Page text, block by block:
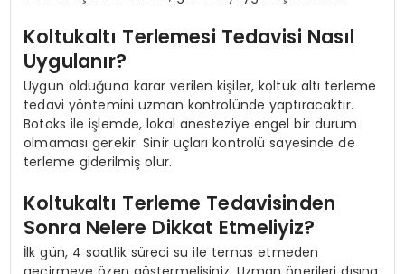
Koltukaltı Terlemesi Tedavisi Nasıl
Uygulanır?
Uygun olduğuna karar verilen kişiler, koltuk altı terleme
tedavi yöntemini uzman kontrolünde yaptıracaktır.
Botoks ile işlemde, lokal anesteziye engel bir durum
olmaması gerekir. Sinir uçları kontrolü sayesinde de
terleme giderilmiş olur.
Koltukaltı Terleme Tedavisinden
Sonra Nelere Dikkat Etmeliyiz?
İlk gün, 4 saatlik süreci su ile temas etmeden